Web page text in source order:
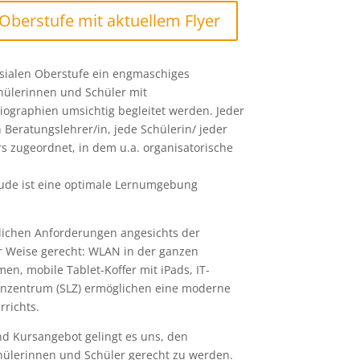
mit aktuellem Flyer
Oberstufe ein engmaschiges
und Schüler mit
umsichtig begleitet werden. Jeder
Beratungslehrer/in, jede Schülerin/ jeder
zugeordnet, in dem u.a. organisatorische
ist eine optimale Lernumgebung
Anforderungen angesichts der
gerecht: WLAN in der ganzen
mobile Tablet-Koffer mit iPads, IT-
(SLZ) ermöglichen eine moderne
Kursangebot gelingt es uns, den
und Schüler gerecht zu werden.